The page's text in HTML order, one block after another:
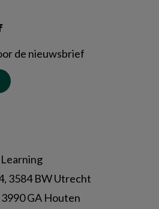
de nieuwsbrief
3584 BW Utrecht
GA Houten